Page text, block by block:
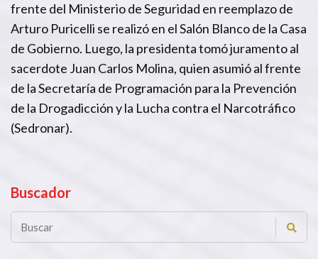
frente del Ministerio de Seguridad en reemplazo de
Arturo Puricelli se realizó en el Salón Blanco de la Casa
de Gobierno. Luego, la presidenta tomó juramento al
sacerdote Juan Carlos Molina, quien asumió al frente
de la Secretaría de Programación para la Prevención
de la Drogadicción y la Lucha contra el Narcotráfico
(Sedronar).
Buscador